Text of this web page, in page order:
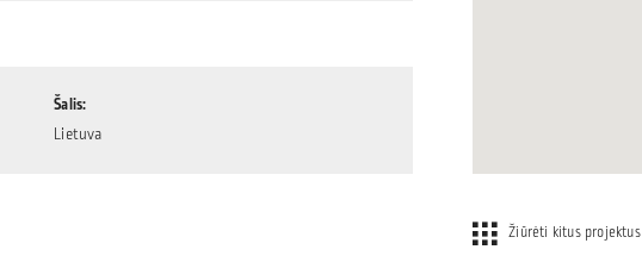
Šalis
Lietuva
Žiūrėti kitus projektus